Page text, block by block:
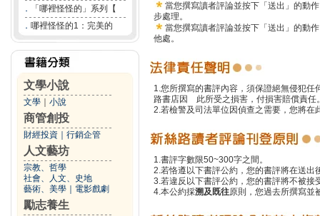
．
「哪裡怪怪的」系列【
． 哪裡怪怪的1：完美的
文學小說
文學 小說
商管創投
財經投資 行銷企管
人文藝坊
宗教、哲學
社會、人文、史地
藝術、美學
電影戲劇
勵志養生
當您撰寫讀者評論並按下「送出」的動
步處理。
當您撰寫讀者評論並按下「送出」的動
他處。
1.您所撰寫的書評內容，須保證絕無侵犯
路書店因 此所受之損害，付損害賠償責任
2.若檢警及司法單位因偵查之需要，您將
1.書評字數限50~300字之間。
2.若恪遵以下書評公約，您的書評將在送
3.若違反以下書評公約，您的書評將不被接
4.本公約採溯及既往原則，您過去所撰寫並